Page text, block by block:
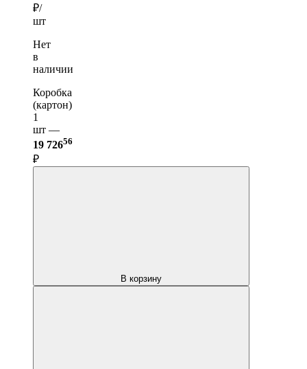
₽/
шт
Нет
в
наличии
Коробка
(картон)
1
шт —
19 72656
₽
В корзину